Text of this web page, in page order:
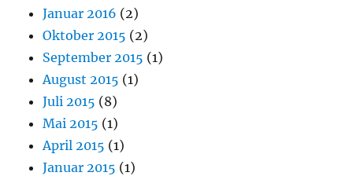
Januar 2016 (2)
Oktober 2015 (2)
September 2015 (1)
August 2015 (1)
Juli 2015 (8)
Mai 2015 (1)
April 2015 (1)
Januar 2015 (1)